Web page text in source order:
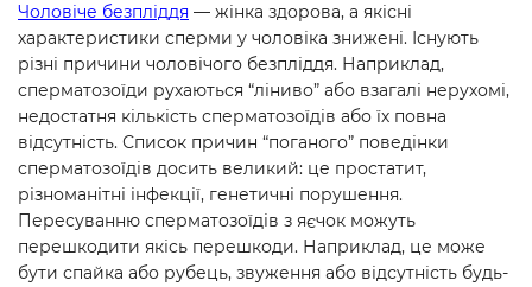
Чоловіче безпліддя — жінка здорова, а якісні
характеристики сперми у чоловіка знижені. Існують
різні причини чоловічого безпліддя. Наприклад,
сперматозоїди рухаються “ліниво” або взагалі нерухомі,
недостатня кількість сперматозоїдів або їх повна
відсутність. Список причин “поганого” поведінки
сперматозоїдів досить великий: це простатит,
різноманітні інфекції, генетичні порушення.
Пересуванню сперматозоїдів з яєчок можуть
перешкодити якісь перешкоди. Наприклад, це може
бути спайка або рубець, звуження або відсутність будь-